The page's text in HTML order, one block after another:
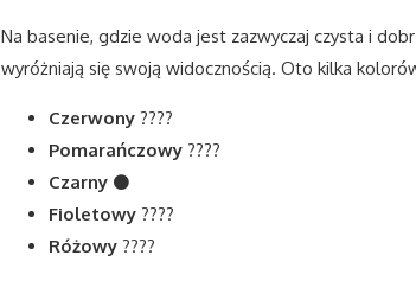
Na basenie, gdzie woda jest zazwyczaj czysta i
wyróżniają się swoją widocznością. Oto kilka
Czerwony ????
Pomarańczowy ????
Czarny ⚫
Fioletowy ????
Różowy ????